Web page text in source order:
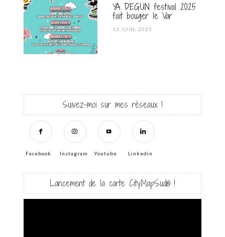
YA DEGUN festival 2025
fait bouger le Var
POSTED
13 JUIN, 2025
Suivez-moi sur mes réseaux !
Facebook Instagram Youtube Linkedin
Lancement de la carte CityMapSud® !